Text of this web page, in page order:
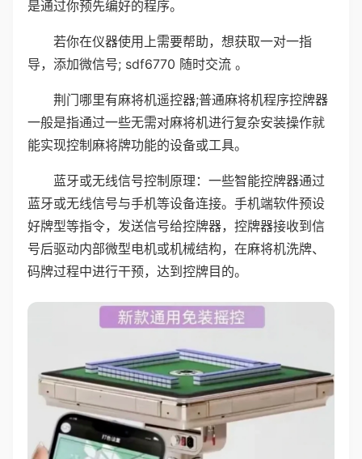
是通过你预先编好的程序。
若你在仪器使用上需要帮助，想获取一对一指
导，添加微信号; sdf6770 随时交流 。
荆门哪里有麻将机遥控器;普通麻将机程序控牌器
一般是指通过一些无需对麻将机进行复杂安装操作就
能实现控制麻将牌功能的设备或工具。
蓝牙或无线信号控制原理：一些智能控牌器通过
蓝牙或无线信号与手机等设备连接。手机端软件预设
好牌型等指令，发送信号给控牌器，控牌器接收到信
号后驱动内部微型电机或机械结构，在麻将机洗牌、
码牌过程中进行干预，达到控牌目的。